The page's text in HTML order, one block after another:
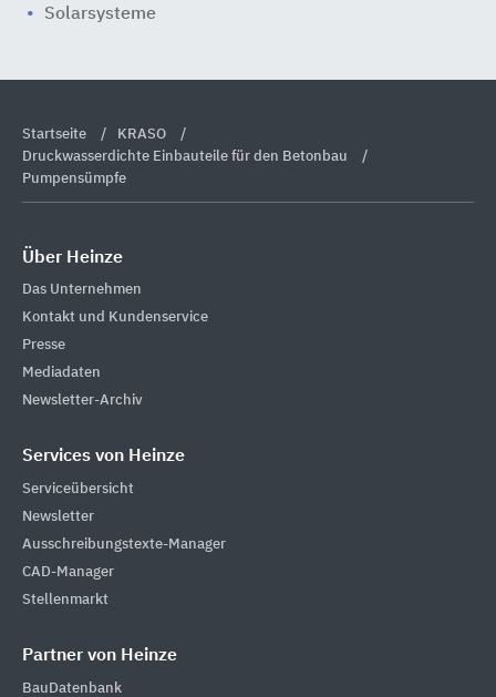
Solarsysteme
Startseite
KRASO
Druckwasserdichte Einbauteile für den Betonbau
Pumpensümpfe
Über Heinze
Das Unternehmen
Kontakt und Kundenservice
Presse
Mediadaten
Newsletter-Archiv
Services von Heinze
Serviceübersicht
Newsletter
Ausschreibungstexte-Manager
CAD-Manager
Stellenmarkt
Partner von Heinze
BauDatenbank